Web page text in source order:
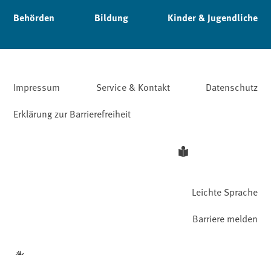
Behörden Bildung Kinder & Jugendliche
Impressum Service & Kontakt
Datenschutz
Erklärung zur Barrierefreiheit
Leichte Sprache
Barriere melden